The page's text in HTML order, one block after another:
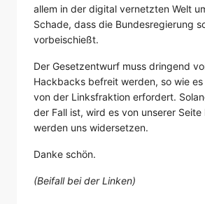
allem in der digital vernetzten Welt
Schade, dass die Bundesregierung
vorbeischießt.
Der Gesetzentwurf muss dringend
Hackbacks befreit werden, so wie
von der Linksfraktion erfordert.
der Fall ist, wird es von unserer Seite
werden uns widersetzen.
Danke schön.
(Beifall bei der Linken)